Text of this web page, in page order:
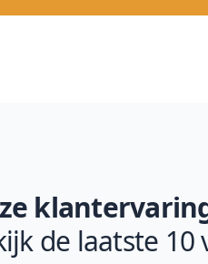
de laatste